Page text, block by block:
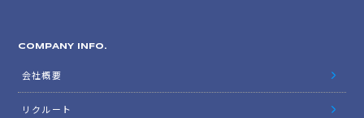
COMPANY INFO.
会社概要
リクルート